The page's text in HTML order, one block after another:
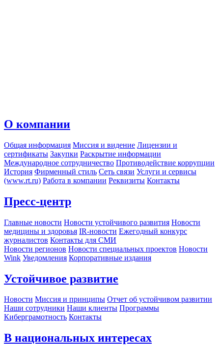
О компании
Общая информация Миссия и видение Лицензии и
сертификаты Закупки Раскрытие информации
Международное сотрудничество Противодействие коррупции
История Фирменный стиль Сеть связи Услуги и сервисы
(www.rt.ru) Работа в компании Реквизиты Контакты
Пресс-центр
Главные новости Новости устойчивого развития Новости
медицины и здоровья IR-новости Ежегодный конкурс
журналистов Контакты для СМИ
Новости регионов Новости специальных проектов Новости
Wink Уведомления Корпоративные издания
Устойчивое развитие
Новости Миссия и принципы Отчет об устойчивом развитии
Наши сотрудники Наши клиенты Программы
Киберграмотность Контакты
В национальных интересах